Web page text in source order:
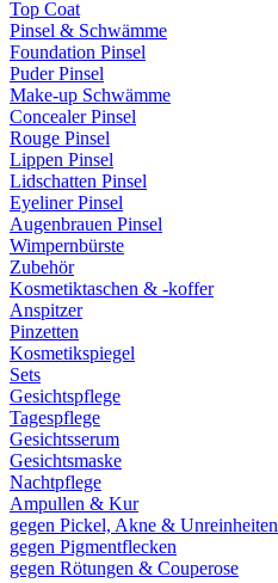
Top Coat
Pinsel & Schwämme
Foundation Pinsel
Puder Pinsel
Make-up Schwämme
Concealer Pinsel
Rouge Pinsel
Lippen Pinsel
Lidschatten Pinsel
Eyeliner Pinsel
Augenbrauen Pinsel
Wimpernbürste
Zubehör
Kosmetiktaschen & -koffer
Anspitzer
Pinzetten
Kosmetikspiegel
Sets
Gesichtspflege
Tagespflege
Gesichtsserum
Gesichtsmaske
Nachtpflege
Ampullen & Kur
gegen Pickel, Akne & Unreinheiten
gegen Pigmentflecken
gegen Rötungen & Couperose